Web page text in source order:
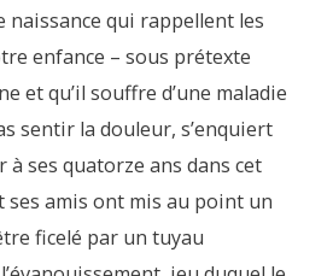
naissance qui rappellent les
enfance – sous prétexte
et qu’il souffre d’une maladie
sentir la douleur, s’enquiert
à ses quatorze ans dans cet
amis ont mis au point un
ficelé par un tuyau